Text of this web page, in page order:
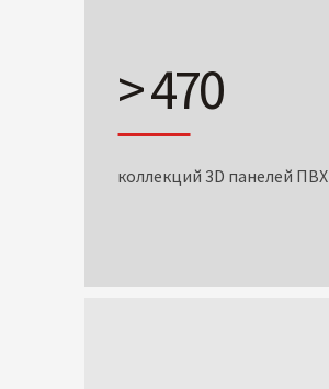
> 470
коллекций 3D панелей ПВХ